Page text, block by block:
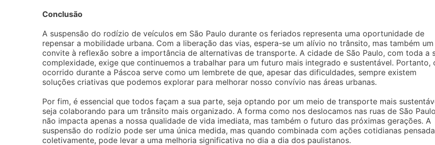
Conclusão
A suspensão do rodízio de veículos em São Paulo durante os feriados representa uma oportunidade de
repensar a mobilidade urbana. Com a liberação das vias, espera-se um alívio no trânsito, mas também um
convite à reflexão sobre a importância de alternativas de transporte. A cidade de São Paulo, com toda a
complexidade, exige que continuemos a trabalhar para um futuro mais integrado e sustentável. Portanto,
ocorrido durante a Páscoa serve como um lembrete de que, apesar das dificuldades, sempre existem
soluções criativas que podemos explorar para melhorar nosso convívio nas áreas urbanas.
Por fim, é essencial que todos façam a sua parte, seja optando por um meio de transporte mais
seja colaborando para um trânsito mais organizado. A forma como nos deslocamos nas ruas de São Paulo
não impacta apenas a nossa qualidade de vida imediata, mas também o futuro das próximas gerações. A
suspensão do rodízio pode ser uma única medida, mas quando combinada com ações cotidianas
coletivamente, pode levar a uma melhoria significativa no dia a dia dos paulistanos.